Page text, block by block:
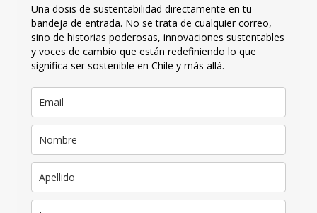
Una dosis de sustentabilidad directamente en tu
bandeja de entrada. No se trata de cualquier correo,
sino de historias poderosas, innovaciones sustentables
y voces de cambio que están redefiniendo lo que
significa ser sostenible en Chile y más allá.